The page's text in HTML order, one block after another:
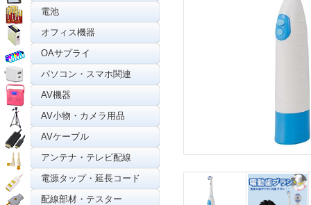
電池
オフィス機器
OAサプライ
パソコン・スマホ関連
AV機器
AV小物・カメラ用品
AVケーブル
アンテナ・テレビ配線
電源タップ・延長コード
配線部材・テスター